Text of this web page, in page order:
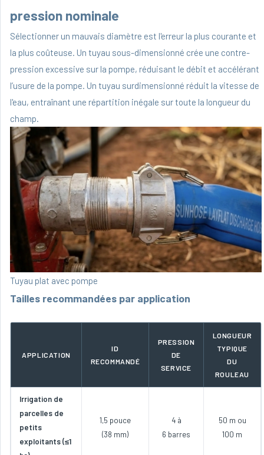
pression nominale
Sélectionner un mauvais diamètre est l'erreur la plus courante et
la plus coûteuse. Un tuyau sous-dimensionné crée une contre-
pression excessive sur la pompe, réduisant le débit et accélérant
l’usure de la pompe. Un tuyau surdimensionné réduit la vitesse de
l'eau, entraînant une répartition inégale sur toute la longueur du
champ.
Tuyau plat avec pompe
Tailles recommandées par application
APPLICATION
ID
RECOMMANDÉ
PRESSION
DE
SERVICE
LONGUEUR
TYPIQUE
DU
ROULEAU
Irrigation de
parcelles de
petits
exploitants (≤1
1,5 pouce
(38 mm)
4 à
6 barres
50 m ou
100 m